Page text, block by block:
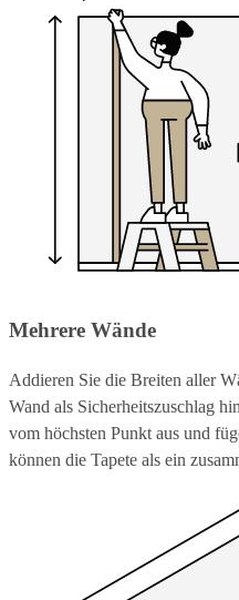
Mehrere Wände
Addieren Sie die Breiten aller
Wand als Sicherheitszuschlag
vom höchsten Punkt aus und
können die Tapete als ein